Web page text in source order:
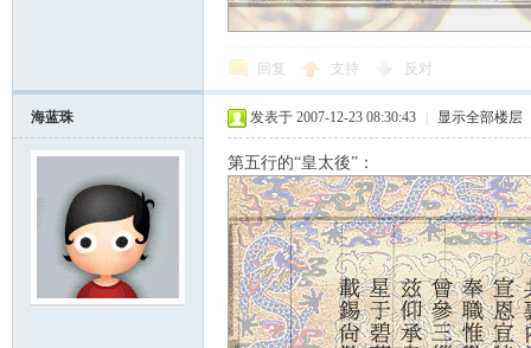
回复 支持 反对
海蓝珠 发表于 2007-12-23 08:30:43 显示全部楼层
第五行的“皇太後”：